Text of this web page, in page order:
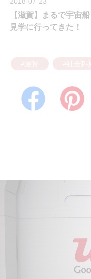
【滋賀】まるで宇宙
見学に行ってきた！